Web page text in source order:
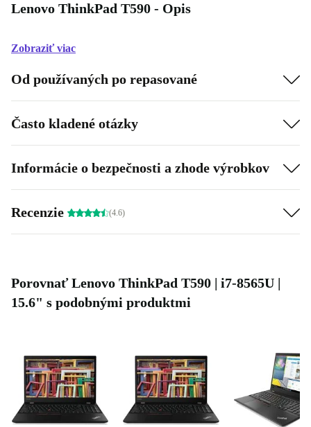
Lenovo ThinkPad T590 - Opis
Zobraziť viac
Od používaných po repasované
Často kladené otázky
Informácie o bezpečnosti a zhode výrobkov
Recenzie (4.6)
Porovnať Lenovo ThinkPad T590 | i7-8565U |
15.6" s podobnými produktmi